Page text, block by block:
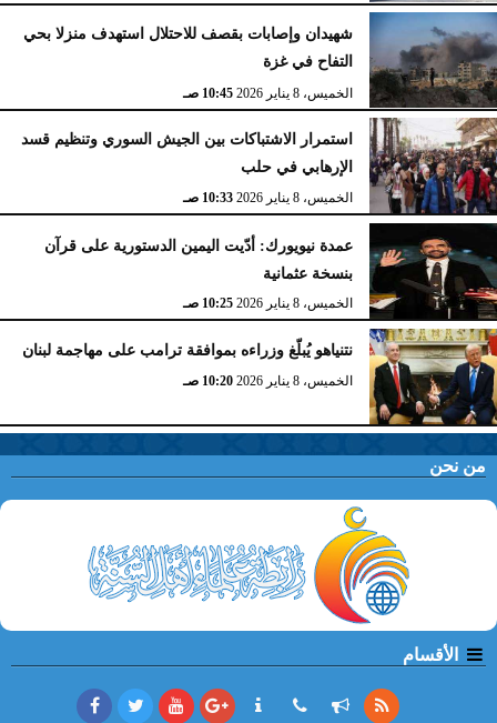
شهيدان وإصابات بقصف للاحتلال استهدف منزلا بحي
التفاح في غزة
الخميس، 8 يناير 2026 10:45 صـ
استمرار الاشتباكات بين الجيش السوري وتنظيم قسد
الإرهابي في حلب
الخميس، 8 يناير 2026 10:33 صـ
عمدة نيويورك: أدّيت اليمين الدستورية على قرآن
بنسخة عثمانية
الخميس، 8 يناير 2026 10:25 صـ
نتنياهو يُبلّغ وزراءه بموافقة ترامب على مهاجمة لبنان
الخميس، 8 يناير 2026 10:20 صـ
من نحن
الأقسام